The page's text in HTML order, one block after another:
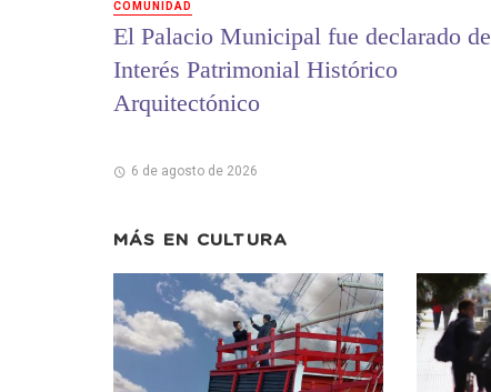
COMUNIDAD
El Palacio Municipal fue declarado de
Interés Patrimonial Histórico
Arquitectónico
6 de agosto de 2026
MÁS EN CULTURA